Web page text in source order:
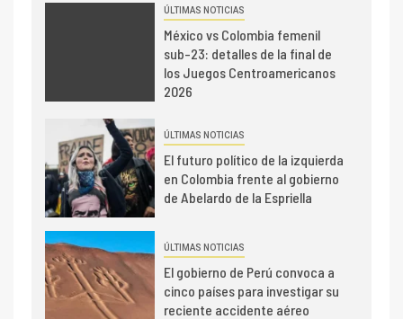
ÚLTIMAS NOTICIAS
México vs Colombia femenil
sub-23: detalles de la final de
los Juegos Centroamericanos
2026
ÚLTIMAS NOTICIAS
El futuro político de la izquierda
en Colombia frente al gobierno
de Abelardo de la Espriella
ÚLTIMAS NOTICIAS
El gobierno de Perú convoca a
cinco países para investigar su
reciente accidente aéreo